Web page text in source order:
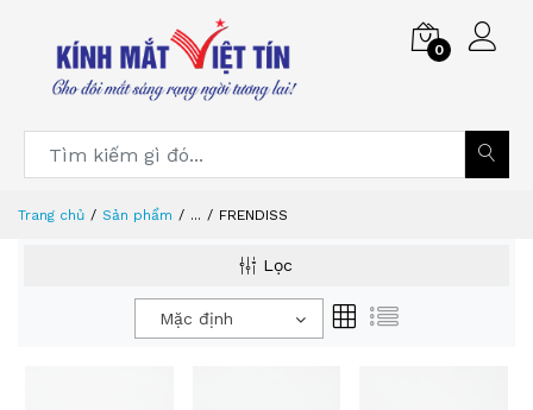
0
Trang chủ Sản phẩm ... FRENDISS
Lọc
Mặc định